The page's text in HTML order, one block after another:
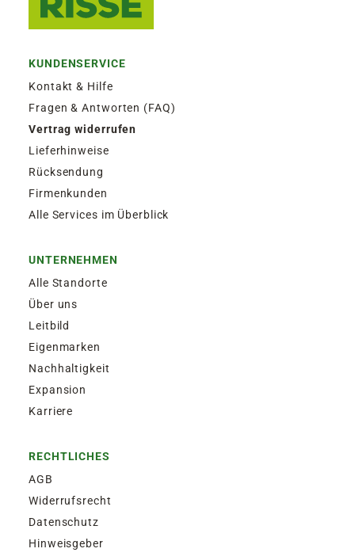
KUNDENSERVICE
Kontakt & Hilfe
Fragen & Antworten (FAQ)
Vertrag widerrufen
Lieferhinweise
Rücksendung
Firmenkunden
Alle Services im Überblick
UNTERNEHMEN
Alle Standorte
Über uns
Leitbild
Eigenmarken
Nachhaltigkeit
Expansion
Karriere
RECHTLICHES
AGB
Widerrufsrecht
Datenschutz
Hinweisgeber